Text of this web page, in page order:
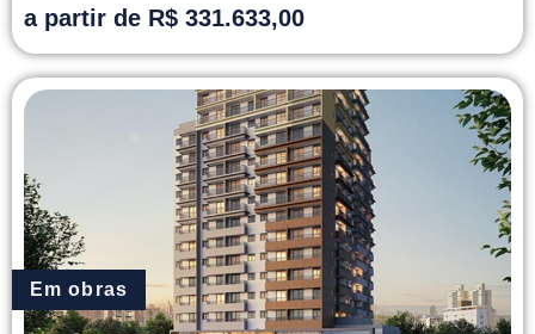
a partir de R$ 331.633,00
Em obras